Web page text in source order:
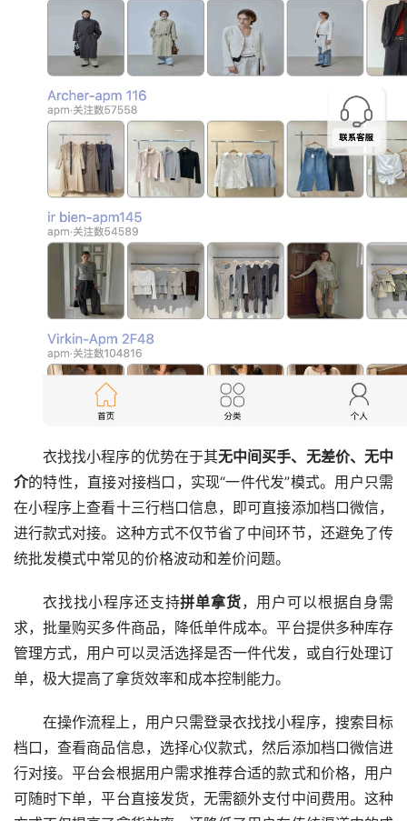
衣找找小程序的优势在于其无中间买手、无差价、无中
介的特性，直接对接档口，实现“一件代发”模式。用户只需
在小程序上查看十三行档口信息，即可直接添加档口微信，
进行款式对接。这种方式不仅节省了中间环节，还避免了传
统批发模式中常见的价格波动和差价问题。
衣找找小程序还支持拼单拿货，用户可以根据自身需
求，批量购买多件商品，降低单件成本。平台提供多种库存
管理方式，用户可以灵活选择是否一件代发，或自行处理订
单，极大提高了拿货效率和成本控制能力。
在操作流程上，用户只需登录衣找找小程序，搜索目标
档口，查看商品信息，选择心仪款式，然后添加档口微信进
行对接。平台会根据用户需求推荐合适的款式和价格，用户
可随时下单，平台直接发货，无需额外支付中间费用。这种